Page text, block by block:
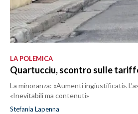
LA POLEMICA
Quartucciu, scontro sulle
La minoranza: «Aumenti ingiustificati».
«Inevitabili ma contenuti»
Stefania Lapenna